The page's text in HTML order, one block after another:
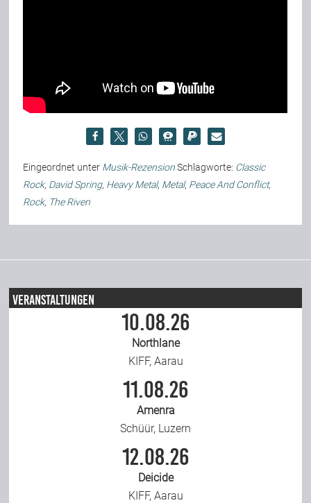
Eingeordnet unter Musik-Rezension Schlagworte: Classic
Rock, David Spring, Heavy Metal, Metal, Peace And Conflict,
Rock, The Riven
Veranstaltungen
10.08.26
Northlane
KIFF, Aarau
11.08.26
Amenra
Schüür, Luzern
12.08.26
Deicide
KIFF, Aarau